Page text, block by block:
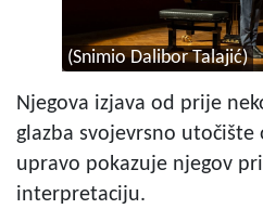
(Snimio Dalibor Talajić)
Njegova izjava od prije
glazba svojevrsno utočište
upravo pokazuje njegov
interpretaciju.